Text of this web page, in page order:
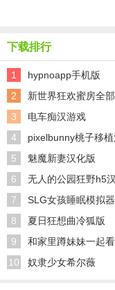
下载排行
1 hypnoapp手机版
2 新世界狂欢蜜房全
3 电车痴汉游戏
4 pixelbunny桃子移
5 魅魔新妻汉化版
6 无人的公园狂野h5
7 SLG女孩睡眠模拟
8 夏日狂想曲冷狐版
9 和家里蹲妹妹一起
10 奴隶少女希尔薇